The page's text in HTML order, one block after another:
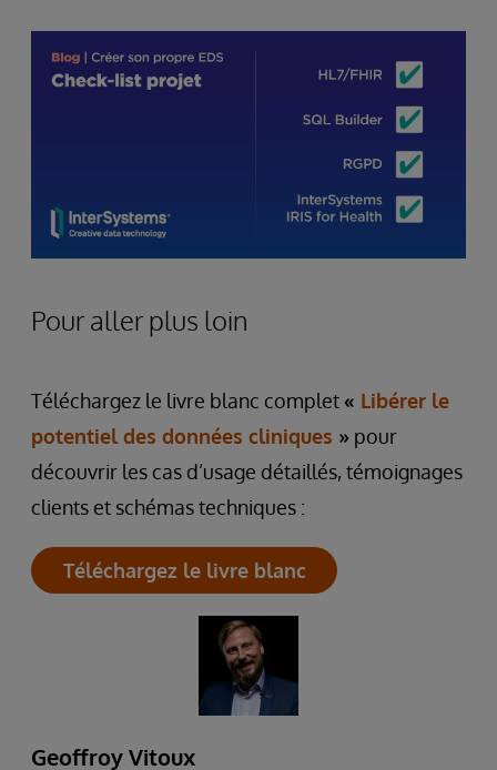
Pour aller plus loin
Téléchargez le livre blanc complet « Libérer le
potentiel des données cliniques » pour
découvrir les cas d’usage détaillés, témoignages
clients et schémas techniques :
Téléchargez le livre blanc
Geoffroy Vitoux